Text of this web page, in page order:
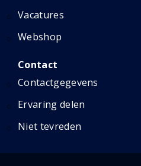
Vacatures
Webshop
Contact
Contactgegevens
Ervaring delen
Niet tevreden